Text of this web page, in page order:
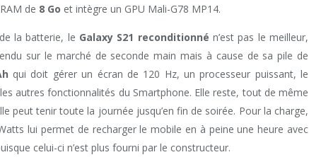
de 8 Go et intègre un GPU Mali-G78 MP14.
la batterie, le Galaxy S21 reconditionné n’est pas le meilleur,
sur le marché de seconde main mais à cause de sa pile de
qui doit gérer un écran de 120 Hz, un processeur puissant, le
autres fonctionnalités du Smartphone. Elle reste, tout de même
peut tenir toute la journée jusqu’en fin de soirée. Pour la charge,
lui permet de recharger le mobile en à peine une heure avec
celui-ci n’est plus fourni par le constructeur.